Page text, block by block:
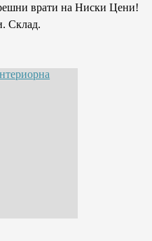
врати на Ниски Цени!
Склад.